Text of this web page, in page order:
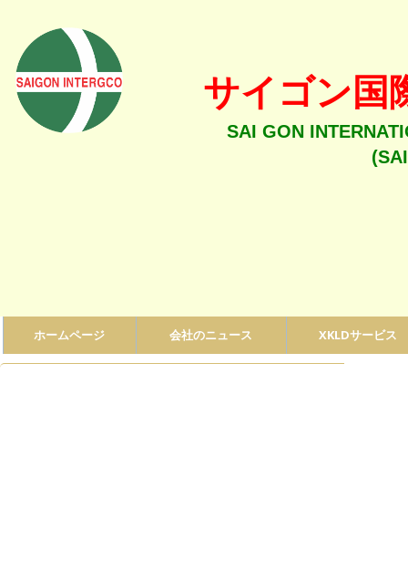
サイゴン国
SAI GON
ホームページ 会社のニュース XKLDサービス